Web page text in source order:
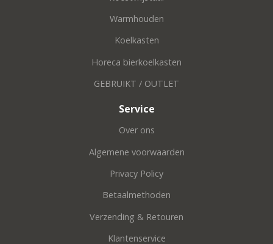
Warmhouden
Koelkasten
Horeca bierkoelkasten
GEBRUIKT / OUTLET
Service
Over ons
Algemene voorwaarden
Privacy Policy
Betaalmethoden
Verzending & Retouren
Klantenservice